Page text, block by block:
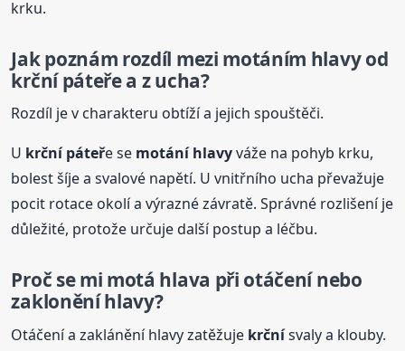
krku.
Jak poznám rozdíl mezi motáním hlavy od
krční páteře a z ucha?
Rozdíl je v charakteru obtíží a jejich spouštěči.
U krční páteře se motání hlavyváže na pohyb krku,
bolest šíje a svalové napětí. U vnitřního ucha převažuje
pocit rotace okolí a výrazné závratě. Správné rozlišení je
důležité, protože určuje další postup a léčbu.
Proč se mi motá hlava při otáčení nebo
zaklonění hlavy?
Otáčení a zaklánění hlavy zatěžuje krčnísvaly a klouby.